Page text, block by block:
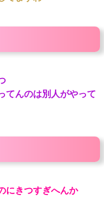
てんのは別人がやって
にきつすぎへんか